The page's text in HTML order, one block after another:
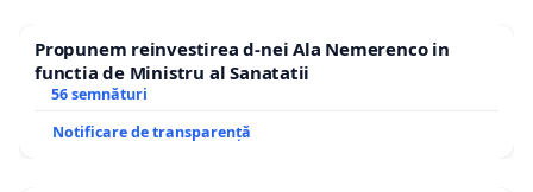
Propunem reinvestirea d-nei Ala Nemerenco in
functia de Ministru al Sanatatii
56 semnături
Notificare de transparență